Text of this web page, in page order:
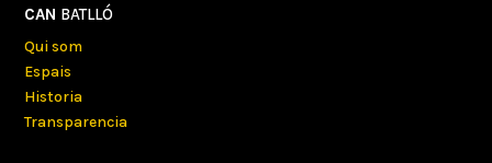
CAN BATLLÓ
Qui som
Espais
Historia
Transparencia